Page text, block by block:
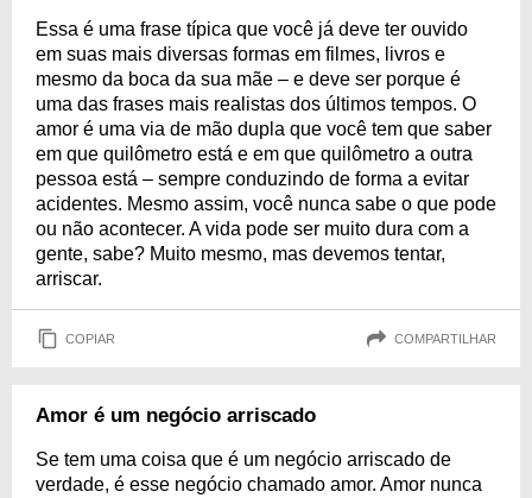
Essa é uma frase típica que você já deve ter ouvido
em suas mais diversas formas em filmes, livros e
mesmo da boca da sua mãe – e deve ser porque é
uma das frases mais realistas dos últimos tempos. O
amor é uma via de mão dupla que você tem que saber
em que quilômetro está e em que quilômetro a outra
pessoa está – sempre conduzindo de forma a evitar
acidentes. Mesmo assim, você nunca sabe o que pode
ou não acontecer. A vida pode ser muito dura com a
gente, sabe? Muito mesmo, mas devemos tentar,
arriscar.
COPIAR COMPARTILHAR
Amor é um negócio arriscado
Se tem uma coisa que é um negócio arriscado de
verdade, é esse negócio chamado amor. Amor nunca